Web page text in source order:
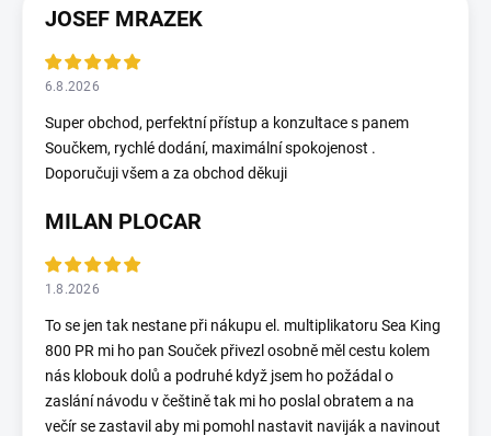
JOSEF MRAZEK
6.8.2026
Super obchod, perfektní přístup a konzultace s panem
Součkem, rychlé dodání, maximální spokojenost .
Doporučuji všem a za obchod děkuji
MILAN PLOCAR
1.8.2026
To se jen tak nestane při nákupu el. multiplikatoru Sea King
800 PR mi ho pan Souček přivezl osobně měl cestu kolem
nás klobouk dolů a podruhé když jsem ho požádal o
zaslání návodu v češtině tak mi ho poslal obratem a na
večír se zastavil aby mi pomohl nastavit naviják a navinout